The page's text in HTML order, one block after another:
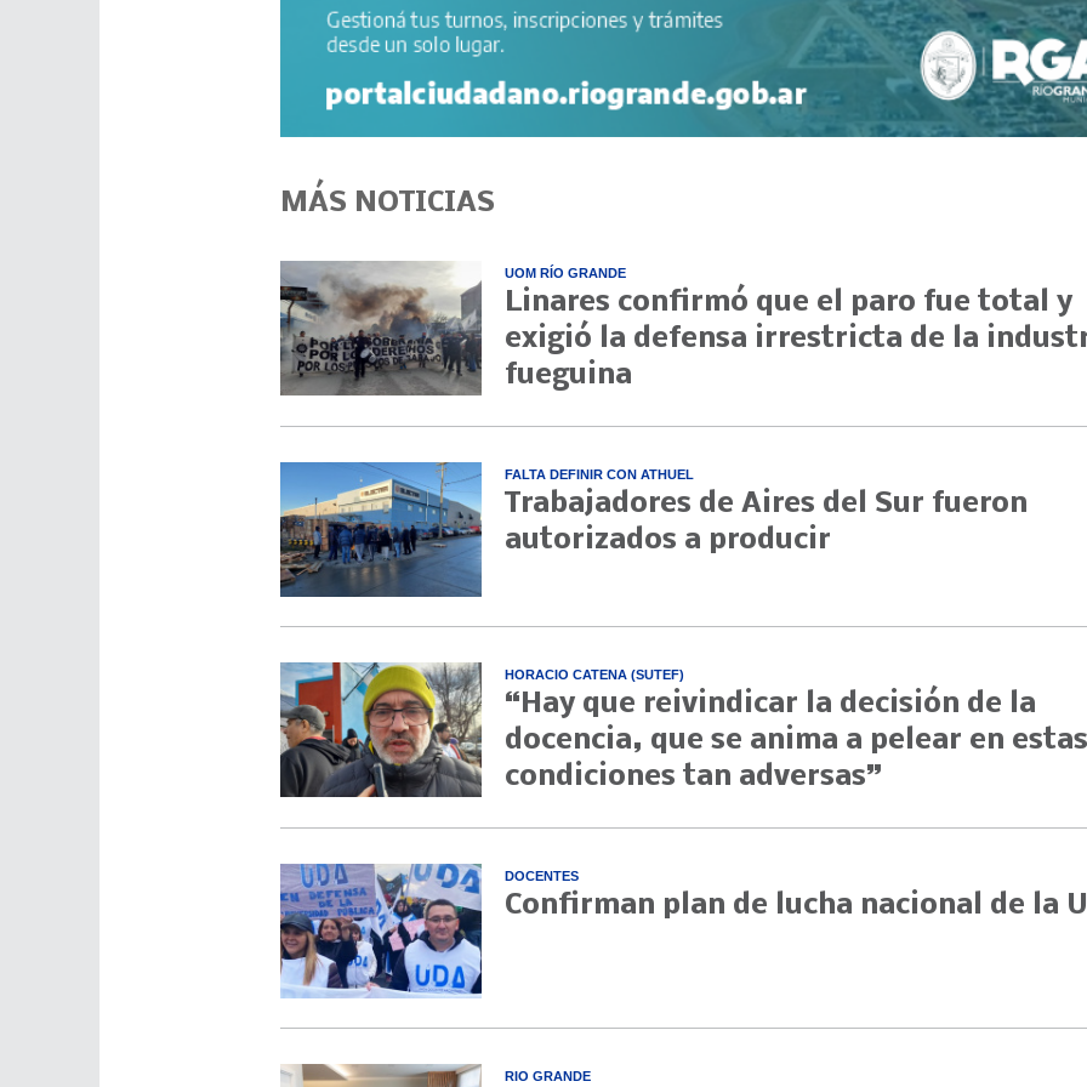
MÁS NOTICIAS
UOM RÍO GRANDE
Linares confirmó que el paro fue total y
exigió la defensa irrestricta de la
fueguina
FALTA DEFINIR CON ATHUEL
Trabajadores de Aires del Sur fueron
autorizados a producir
HORACIO CATENA (SUTEF)
“Hay que reivindicar la decisión de la
docencia, que se anima a pelear en
condiciones tan adversas”
DOCENTES
Confirman plan de lucha nacional de la
RIO GRANDE